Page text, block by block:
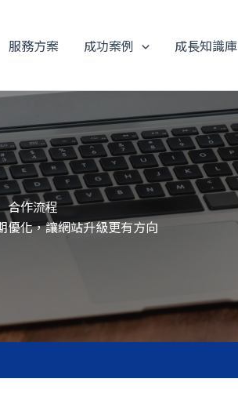
服務方案 成功案例 成長知識庫
合作流程
優化，讓網站升級更有方向